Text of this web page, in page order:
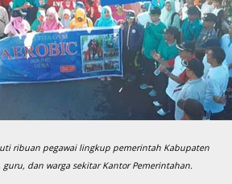
ribuan pegawai lingkup pemerintah Kabupaten
dan warga sekitar Kantor Pemerintahan.